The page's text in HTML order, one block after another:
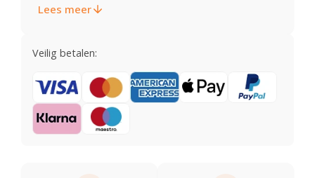
Lees meer
Veilig betalen: